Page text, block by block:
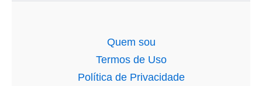
Quem sou
Termos de Uso
Política de Privacidade